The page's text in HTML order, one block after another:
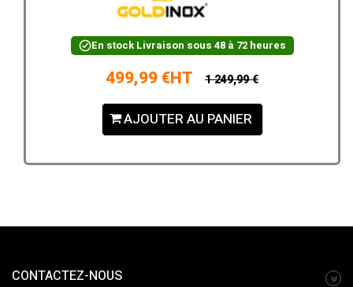
En stockLivraison sous 48 à 72 heures
499,99 €HT 1 249,99 €
AJOUTER AU PANIER
CONTACTEZ-NOUS